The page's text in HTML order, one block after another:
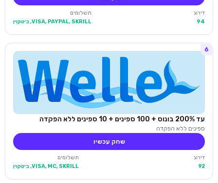
דירוג
94
תשלומים
VISA, PAYPAL, SKRILL, ביטקוין
6
עד 200% בונוס + 100 ספינים + 10 ספינים ללא הפקדה
ספינים ללא הפקדה
שחק עכשיו
דירוג
92
תשלומים
VISA, MC, SKRILL, ביטקוין